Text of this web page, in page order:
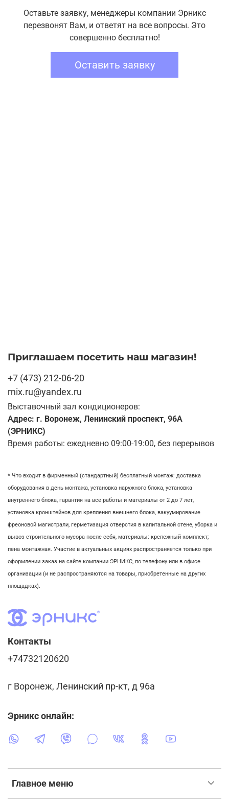
Оставьте заявку, менеджеры компании Эрникс
перезвонят Вам, и ответят на все вопросы. Это
совершенно бесплатно!
Оставить заявку
Приглашаем посетить наш магазин!
+7 (473) 212-06-20
rnix.ru@yandex.ru
Выставочный зал кондиционеров:
Адрес: г. Воронеж, Ленинский проспект, 96А
(ЭРНИКС)
Время работы: ежедневно 09:00-19:00, без перерывов
* Что входит в фирменный (стандартный) бесплатный монтаж: доставка
оборудования в день монтажа, установка наружного блока, установка
внутреннего блока, гарантия на все работы и материалы от 2 до 7 лет,
установка кронштейнов для крепления внешнего блока, вакуумирование
фреоновой магистрали, герметизация отверстия в капитальной стене, уборка и
вывоз строительного мусора после себя, материалы: крепежный комплект;
пена монтажная. Участие в актуальных акциях распространяется только при
оформлении заказ на сайте компании ЭРНИКС, по телефону или в офисе
организации (и не распространяются на товары, приобретенные на других
площадках).
Главное меню
Контакты
+74732120620
г Воронеж, Ленинский пр-кт, д 96а
Эрникс онлайн: